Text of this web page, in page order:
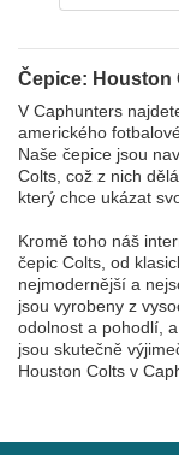
Čepice: Houston
V Caphunters
amerického
Naše čepice jsou
Colts, což z nich
který chce ukázat
Kromě toho náš
čepic Colts, od
nejmodernější a
jsou vyrobeny z
odolnost a pohodlí,
jsou skutečně
Houston Colts v